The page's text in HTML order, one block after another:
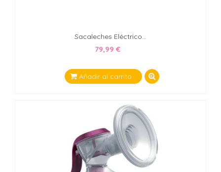
Sacaleches Eléctrico...
79,99 €
Añadir al carrito